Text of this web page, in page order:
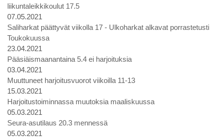
liikuntaleikkikoulut 17.5
07.05.2021
Saliharkat päättyvät viikolla 17 - Ulkoharkat alkavat porrastetusti
Toukokuussa
23.04.2021
Pääsiäismaanantaina 5.4 ei harjoituksia
03.04.2021
Muuttuneet harjoitusvuorot viikoilla 11-13
15.03.2021
Harjoitustoiminnassa muutoksia maaliskuussa
05.03.2021
Seura-asutilaus 20.3 mennessä
05.03.2021